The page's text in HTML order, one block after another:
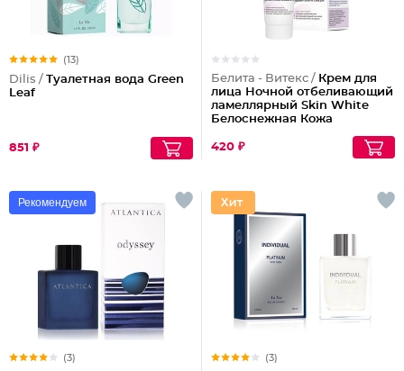
(13)
Dilis / Туалетная вода Green
Leaf
851 ₽
Белита - Витекс / Крем для
лица Ночной отбеливающий
ламеллярный Skin White
Белоснежная Кожа
420 ₽
Рекомендуем
(3) (3)